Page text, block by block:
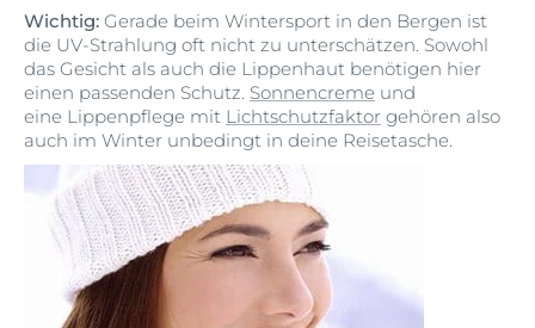
Wichtig: Gerade beim Wintersport in den Bergen ist
die UV-Strahlung oft nicht zu unterschätzen. Sowohl
das Gesicht als auch die Lippenhaut benötigen hier
einen passenden Schutz. Sonnencreme und
eine Lippenpflege mit Lichtschutzfaktor gehören also
auch im Winter unbedingt in deine Reisetasche.